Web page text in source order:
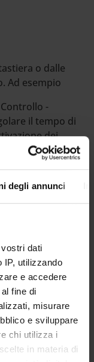
degli annunci
dati
IP, utilizzando
e accedere
fine di
misurare
e sviluppare
chi utilizza i
in materia di
o dalle
Ad esempio
-
il tempo di
dei
sospensione del
anziché su
saver):
segnale del
di energia.
un lungo
della